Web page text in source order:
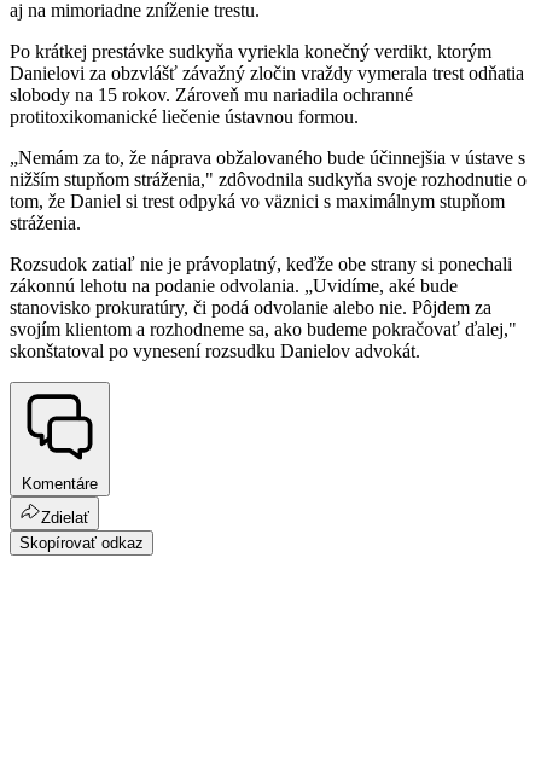
aj na mimoriadne zníženie trestu.
Po krátkej prestávke sudkyňa vyriekla konečný verdikt, ktorým
Danielovi za obzvlášť závažný zločin vraždy vymerala trest odňatia
slobody na 15 rokov. Zároveň mu nariadila ochranné
protitoxikomanické liečenie ústavnou formou.
„Nemám za to, že náprava obžalovaného bude účinnejšia v ústave s
nižším stupňom stráženia," zdôvodnila sudkyňa svoje rozhodnutie o
tom, že Daniel si trest odpyká vo väznici s maximálnym stupňom
stráženia.
Rozsudok zatiaľ nie je právoplatný, keďže obe strany si ponechali
zákonnú lehotu na podanie odvolania. „Uvidíme, aké bude
stanovisko prokuratúry, či podá odvolanie alebo nie. Pôjdem za
svojím klientom a rozhodneme sa, ako budeme pokračovať ďalej,"
skonštatoval po vynesení rozsudku Danielov advokát.
Komentáre
Zdielať
Skopírovať odkaz